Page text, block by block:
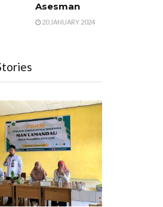
Asesman
20 JANUARY 2024